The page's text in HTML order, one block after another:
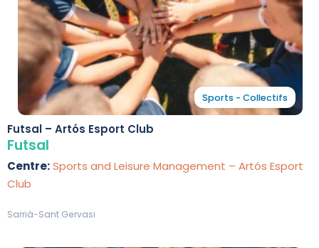
Sports - Collectifs
Futsal – Artós Esport Club
Futsal
Centre:Sports and Leisure Management – Artós Esport
Club
Sarrià-Sant Gervasi